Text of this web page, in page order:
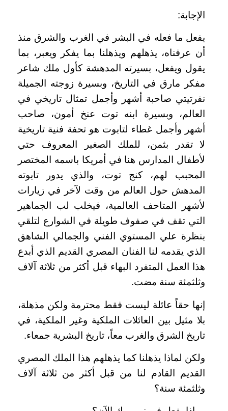
الإجابة:
يفعل ما فعله في البشر في الغرب والشرق منذ
أن عرفناه، يذهلهم ويذهلنا بما يفكر ويعبر، بما
يقول ويفعل، بسيرته المدهشة كأول ملك شاعر
مفكر مارق في التاريخ، وبسيرة زوجته الجميلة
نفرتيتي صاحبة أشهر وأجمل تمثال تاريخي في
العالم، وبسيرة ابنه توت عنخ أمون، صاحب
أشهر وأجمل غطاء لتابوت هو تحفة فنية تاريخية
لا تقدر بثمن، للملك الصغير المعروف حتي
لأطفال المدارس هنا في أمريكا باسمه المختصر
المحبب لهم، كنج توت، والذي يدور تابوته
المدهش حول العالم من وقت لآخر في زيارات
لأشهر المتاحف العالمية، فيخلب لب الجماهير
التي تقف في صفوف طويلة في الشوارع لتلقي
بنظرة علي المستوي الفني والجمالي الشاهق
الذي يقدمه لنا الفنان المصري القديم الذي أبدع
هذا العمل المتفرد البهاء قبل أكثر من ثلاثة آلاف
وثلثمئة سنة مضت.
إنها حقاً عائلة ليست فقط محترمة ولكن مذهلة،
بلا مثيل بين العائلات الملكية وغير الملكية، في
تاريخ الشرق والغرب معاً، تاريخ البشرية جمعاء.
ولكن لماذا يذهلنا كما يذهلهم هذا الملك المصري
القديم القادم لنا من قبل أكثر من ثلاثة آلاف
وثلثمئة سنة؟